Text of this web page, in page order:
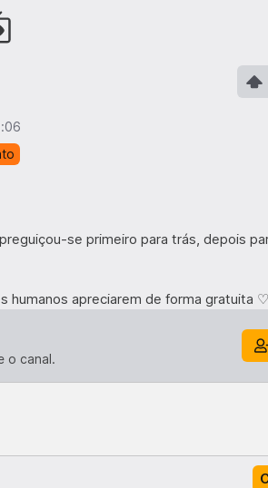
se primeiro para trás, depois
humanos apreciarem de forma gratuita ♡
o canal.